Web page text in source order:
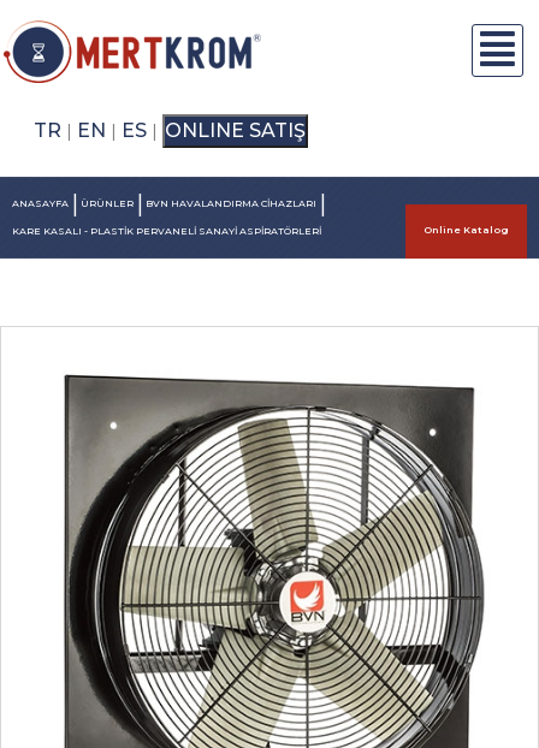
TR | EN | ES | ONLINE SATIŞ
ANASAYFA | ÜRÜNLER | BVN HAVALANDIRMA CİHAZLARI |
KARE KASALI - PLASTİK PERVANELİ SANAYİ ASPİRATÖRLERİ Online Katalog